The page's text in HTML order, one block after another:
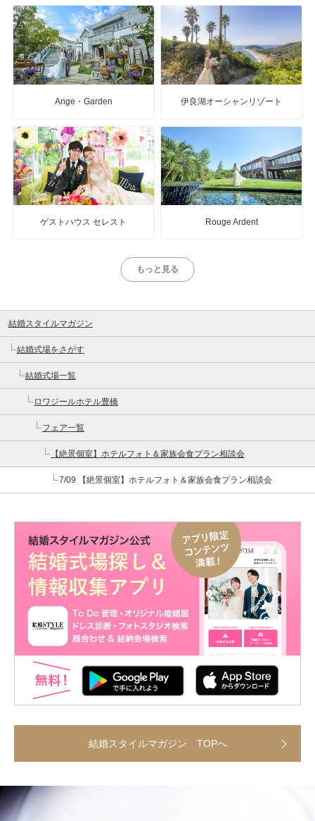
Ange・Garden 伊良湖オーシャンリゾート
ゲストハウス セレスト Rouge Ardent
もっと見る
結婚スタイルマガジン
結婚式場をさがす
結婚式場一覧
ロワジールホテル豊橋
フェア一覧
【絶景個室】ホテルフォト＆家族会食プラン相談会
7/09 【絶景個室】ホテルフォト＆家族会食プラン相談会
結婚スタイルマガジン TOPへ